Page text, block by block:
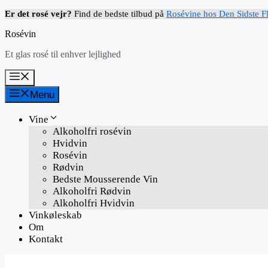
Hop
indhold
Er det rosé vejr? Find de bedste tilbud på Rosévine hos Den Sidste
Rosévin
Et glas rosé til enhver lejlighed
Menu
Vine
Alkoholfri rosévin
Hvidvin
Rosévin
Rødvin
Bedste Mousserende Vin
Alkoholfri Rødvin
Alkoholfri Hvidvin
Vinkøleskab
Om
Kontakt